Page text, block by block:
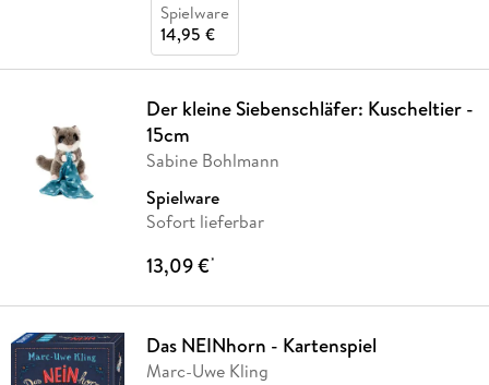
Spielware
14,95 €
Der kleine Siebenschläfer: Kuscheltier -
15cm
Sabine Bohlmann
Spielware
Sofort lieferbar
13,09 €*
Das NEINhorn - Kartenspiel
Marc-Uwe Kling